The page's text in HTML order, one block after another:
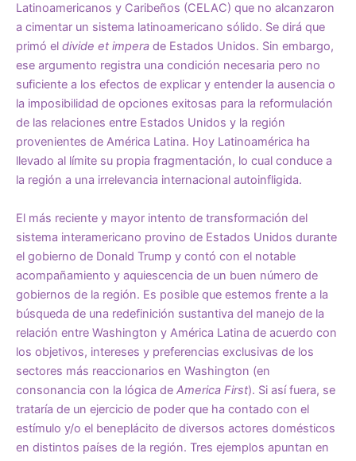
Latinoamericanos y Caribeños (CELAC) que no alcanzaron
a cimentar un sistema latinoamericano sólido. Se dirá que
primó el divide et impera de Estados Unidos. Sin embargo,
ese argumento registra una condición necesaria pero no
suficiente a los efectos de explicar y entender la ausencia o
la imposibilidad de opciones exitosas para la reformulación
de las relaciones entre Estados Unidos y la región
provenientes de América Latina. Hoy Latinoamérica ha
llevado al límite su propia fragmentación, lo cual conduce a
la región a una irrelevancia internacional autoinfligida.
El más reciente y mayor intento de transformación del
sistema interamericano provino de Estados Unidos durante
el gobierno de Donald Trump y contó con el notable
acompañamiento y aquiescencia de un buen número de
gobiernos de la región. Es posible que estemos frente a la
búsqueda de una redefinición sustantiva del manejo de la
relación entre Washington y América Latina de acuerdo con
los objetivos, intereses y preferencias exclusivas de los
sectores más reaccionarios en Washington (en
consonancia con la lógica de America First). Si así fuera, se
trataría de un ejercicio de poder que ha contado con el
estímulo y/o el beneplácito de diversos actores domésticos
en distintos países de la región. Tres ejemplos apuntan en